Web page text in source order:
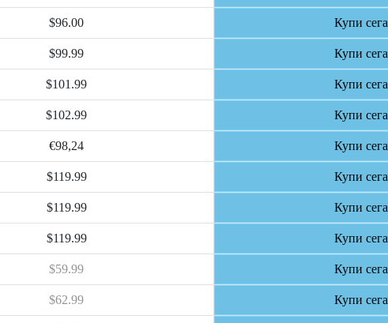
$96.00 Купи сега
$99.99 Купи сега
$101.99 Купи сега
$102.99 Купи сега
€98,24 Купи сега
$119.99 Купи сега
$119.99 Купи сега
$119.99 Купи сега
$59.99 Купи сега
$62.99 Купи сега